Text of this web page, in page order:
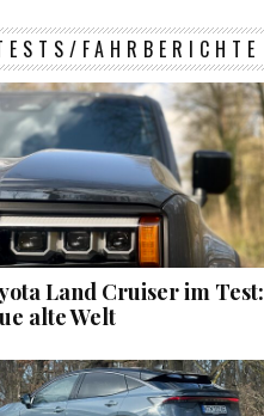
FAHRBERICHTE
Land Cruiser im Test:
alte Welt